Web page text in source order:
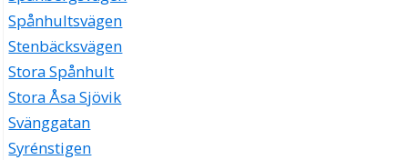
Spånhultsvägen
Stenbäcksvägen
Stora Spånhult
Stora Åsa Sjövik
Svänggatan
Syrénstigen